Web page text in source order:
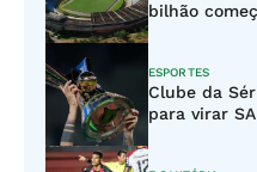
bilhão
ESPORTES
Clube da
para virar